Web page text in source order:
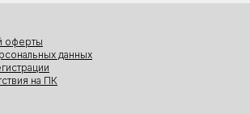
оферты
данных
на ПК